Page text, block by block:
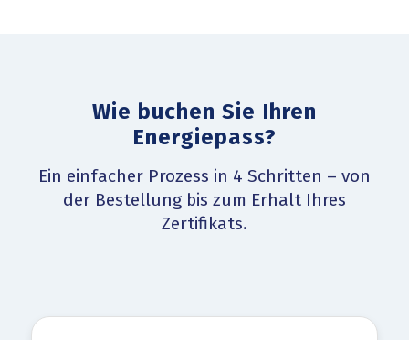
Wie buchen Sie Ihren
Energiepass?
Ein einfacher Prozess in 4 Schritten – von
der Bestellung bis zum Erhalt Ihres
Zertifikats.